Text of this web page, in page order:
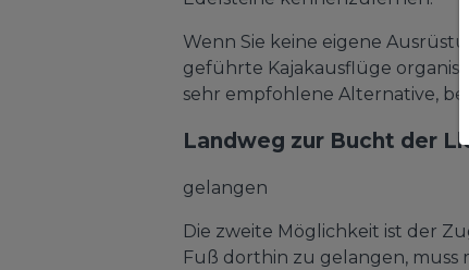
Wenn Sie keine eigene
geführte Kajakausflüge
sehr empfohlene Alternative,
Landweg zur Bucht der
gelangen
Die zweite Möglichkeit ist der
Fuß dorthin zu gelangen, muss